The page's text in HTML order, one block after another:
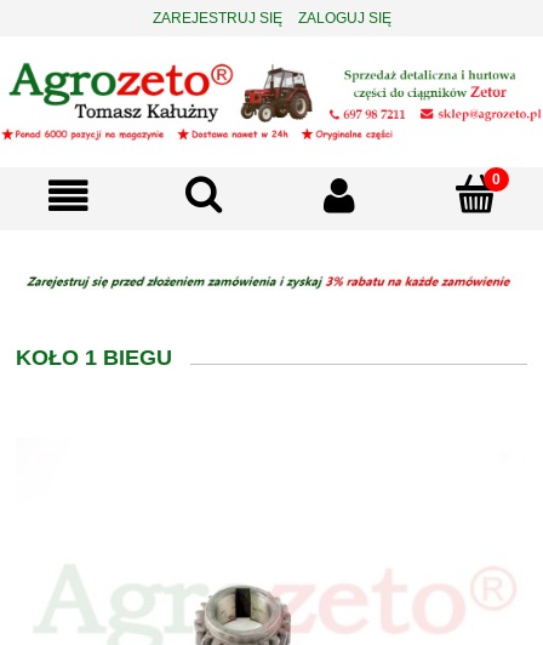
ZAREJESTRUJ SIĘ ZALOGUJ SIĘ
KOŁO 1 BIEGU